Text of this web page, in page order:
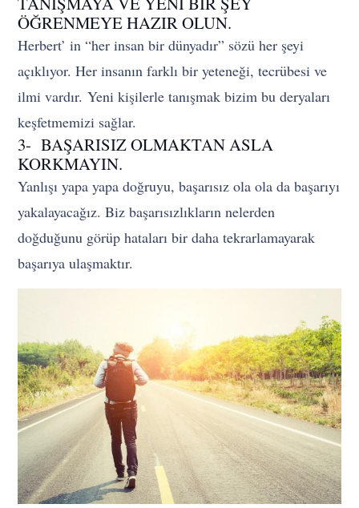
ÖĞRENMEYE HAZIR OLUN.
Herbert’ in “her insan bir dünyadır” sözü her şeyi
açıklıyor. Her insanın farklı bir yeteneği, tecrübesi ve
ilmi vardır. Yeni kişilerle tanışmak bizim bu deryaları
keşfetmemizi sağlar.
3- BAŞARISIZ OLMAKTAN ASLA
KORKMAYIN.
Yanlışı yapa yapa doğruyu, başarısız ola ola da başarıyı
yakalayacağız. Biz başarısızlıkların nelerden
doğduğunu görüp hataları bir daha tekrarlamayarak
başarıya ulaşmaktır.